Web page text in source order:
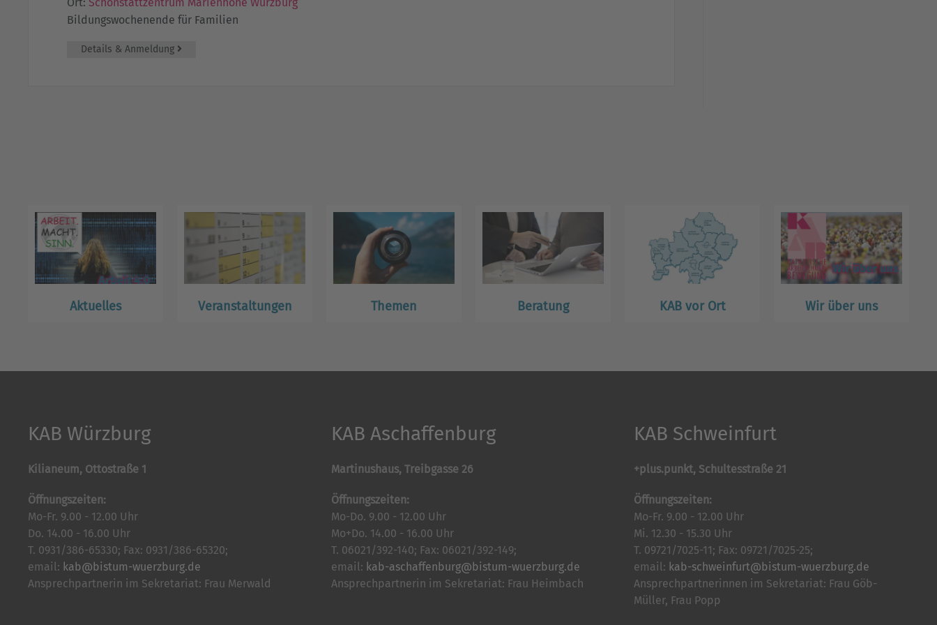
Bildungswochenende für Familien
Details & Anmeldung
Aktuelles Veranstaltungen Themen Beratung KAB vor Ort Wir über uns
KAB Würzburg
Kilianeum, Ottostraße 1
Öffnungszeiten:
Mo-Fr. 9.00 - 12.00 Uhr
Do. 14.00 - 16.00 Uhr
T. 0931/386-65330; Fax: 0931/386-65320;
email: kab@bistum-wuerzburg.de
Ansprechpartnerin im Sekretariat: Frau Merwald
KAB Aschaffenburg
Martinushaus, Treibgasse 26
Öffnungszeiten:
Mo-Do. 9.00 - 12.00 Uhr
Mo+Do. 14.00 - 16.00 Uhr
T. 06021/392-140; Fax: 06021/392-149;
email: kab-aschaffenburg@bistum-wuerzburg.de
Ansprechpartnerin im Sekretariat: Frau Heimbach
KAB Schweinfurt
+plus.punkt, Schultesstraße 21
Öffnungszeiten:
Mo-Fr. 9.00 - 12.00 Uhr
Mi. 12.30 - 15.30 Uhr
T. 09721/7025-11; Fax: 09721/7025-25;
email: kab-schweinfurt@bistum-wuerzburg.de
Ansprechpartnerinnen im Sekretariat: Frau Göb-
Müller, Frau Popp